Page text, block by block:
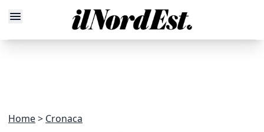
Home Cronaca